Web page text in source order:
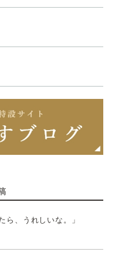
ら、うれしいな。」